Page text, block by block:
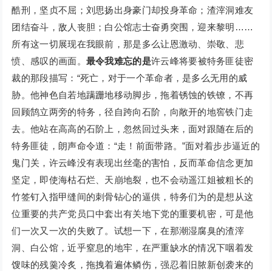
酷刑，坚贞不屈；刘思扬出身豪门却投身革命；渣滓洞难友
团结奋斗，敌人丧胆；白公馆志士奋勇突围，迎来黎明……
所有这一切展现在我眼前，那是多么让恩激动、崇敬、悲
愤、感叹的画面。 最令我难忘的是许云峰将要被特务匪徒密
裁的那段描写：“死亡，对于一个革命者，是多么无用的威
胁。他神色自若地蹒跚地移动脚步，拖着锈蚀的铁镣，不再
回顾鹄立两旁的特务，径自跨向石阶，向敞开的地窖铁门走
去。他站在高高的石阶上，忽然回过头来，面对跟随在后的
特务匪徒，朗声命令道：“走！前面带路。”面对着步步逼近的
鬼门关，许云峰没有表现出丝毫的害怕，反而革命信念更加
坚定，即使海枯石烂、天崩地裂，也不会动遥江姐被粗长的
竹签钉入指甲缝间的刺骨钻心的逼供，特务们为的是想从这
位重要的共产党员口中套出有关地下党的重要机密，可是他
们一次又一次的失败了。试想一下，在那潮湿腐臭的渣滓
洞、白公馆，近乎窒息的地牢，在严重缺水的情况下咽着发
馊味的残羹冷炙，拖拽着遍体鳞伤，强忍着旧脓新创袭来的